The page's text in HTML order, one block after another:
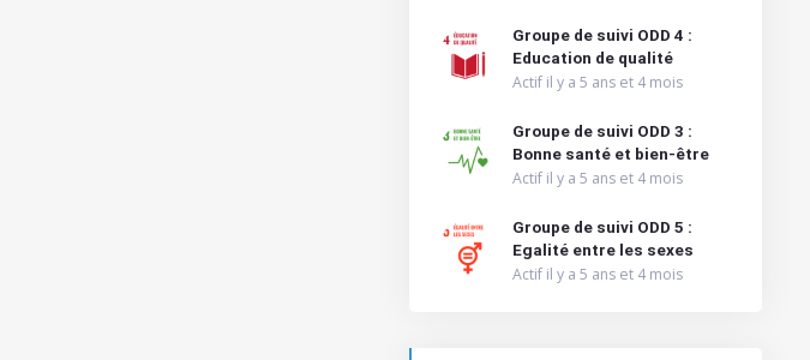
Groupe de suivi ODD 4 :
Education de qualité
Actif il y a 5 ans et 4 mois
Groupe de suivi ODD 3 :
Bonne santé et bien-être
Actif il y a 5 ans et 4 mois
Groupe de suivi ODD 5 :
Egalité entre les sexes
Actif il y a 5 ans et 4 mois